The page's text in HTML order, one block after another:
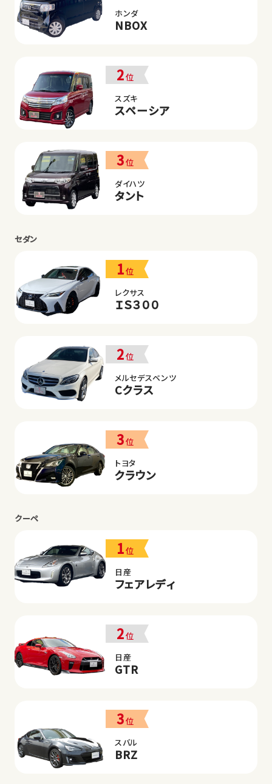
ホンダ
NBOX
2位
スズキ
スペーシア
3位
ダイハツ
タント
セダン
1位
レクサス
ＩＳ３００
2位
メルセデスベンツ
Cクラス
3位
トヨタ
クラウン
クーペ
1位
日産
フェアレディ
2位
日産
GTR
3位
スバル
BRZ